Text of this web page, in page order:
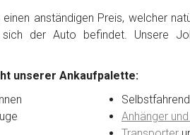
anständigen Preis, welcher
der Auto befindet. Unsere
unserer Ankaufpalette:
Anhänger